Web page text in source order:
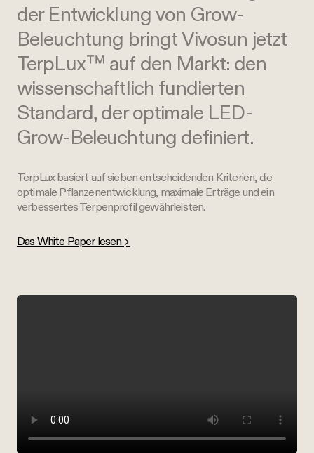
der Entwicklung von Grow-
Beleuchtung bringt Vivosun jetzt
TerpLux™ auf den Markt: den
wissenschaftlich fundierten
Standard, der optimale LED-
Grow-Beleuchtung definiert.
TerpLux basiert auf sieben entscheidenden Kriterien, die
optimale Pflanzenentwicklung, maximale Erträge und ein
verbessertes Terpenprofil gewährleisten.
Das White Paper lesen >